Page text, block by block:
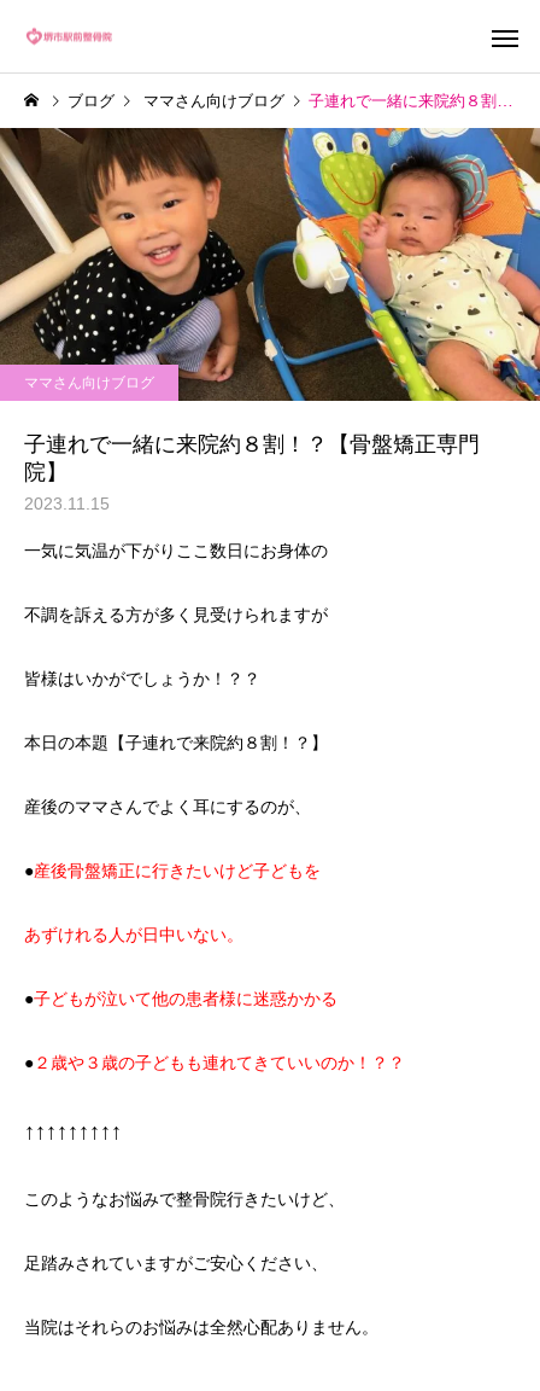
ブログ ママさん向けブログ 子連れで一緒に来院約８割！？【骨盤矯正専門院】
ママさん向けブログ
子連れで一緒に来院約８割！？【骨盤矯正専門
院】
2023.11.15
一気に気温が下がりここ数日にお身体の
不調を訴える方が多く見受けられますが
皆様はいかがでしょうか！？？
本日の本題【子連れで来院約８割！？】
産後のママさんでよく耳にするのが、
●産後骨盤矯正に行きたいけど子どもを
あずけれる人が日中いない。
●子どもが泣いて他の患者様に迷惑かかる
●２歳や３歳の子どもも連れてきていいのか！？？
↑↑↑↑↑↑↑↑↑
このようなお悩みで整骨院行きたいけど、
足踏みされていますがご安心ください、
当院はそれらのお悩みは全然心配ありません。